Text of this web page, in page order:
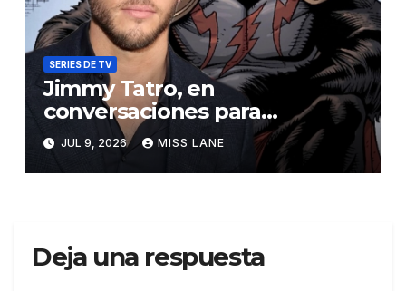
SERIES DE TV
Jimmy Tatro, en
conversaciones para
interpretar a Gorilla Grodd en
la serie derivada de DC «DC
Crime»
JUL 9, 2026 MISS LANE
Deja una respuesta